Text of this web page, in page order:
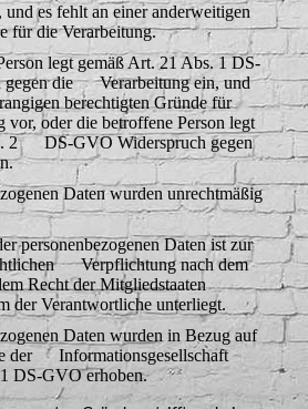
es fehlt an einer anderweitigen
die Verarbeitung.
legt gemäß Art. 21 Abs. 1 DS-
gegen die Verarbeitung ein, und
berechtigten Gründe für
oder die betroffene Person legt
2 DS-GVO Widerspruch gegen
Daten wurden unrechtmäßig
Daten ist zur
Verpflichtung nach dem
Recht der Mitgliedstaaten
Verantwortliche unterliegt.
Daten wurden in Bezug auf
der Informationsgesellschaft
DS-GVO erhoben.